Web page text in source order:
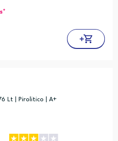
Lt | Pirolitico | A+